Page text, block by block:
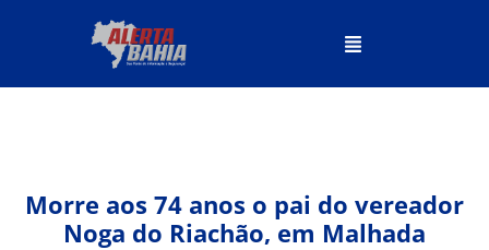
Morre aos 74 anos o pai do vereador
Noga do Riachão, em Malhada